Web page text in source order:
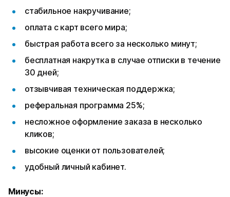
стабильное накручивание;
оплата с карт всего мира;
быстрая работа всего за несколько минут;
бесплатная накрутка в случае отписки в течение
30 дней;
отзывчивая техническая поддержка;
реферальная программа 25%;
несложное оформление заказа в несколько
кликов;
высокие оценки от пользователей;
удобный личный кабинет.
Минусы: